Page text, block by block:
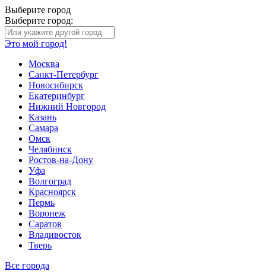
Выберите город
Выберите город:
Это мой город!
Москва
Санкт-Петербург
Новосибирск
Екатеринбург
Нижний Новгород
Казань
Самара
Омск
Челябинск
Ростов-на-Дону
Уфа
Волгоград
Красноярск
Пермь
Воронеж
Саратов
Владивосток
Тверь
Все города